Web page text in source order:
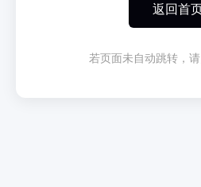
返回首
若页面未自动跳转，